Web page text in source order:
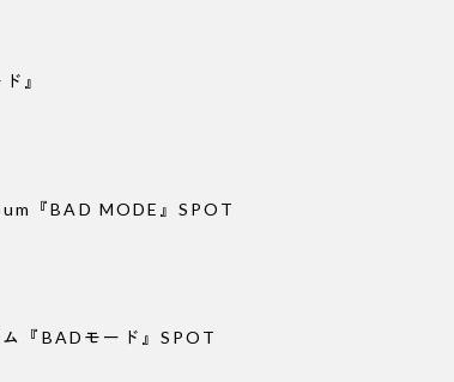
』
『BAD MODE』SPOT
『BADモード』SPOT